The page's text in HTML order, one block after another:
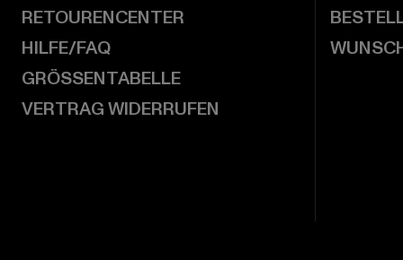
RETOURENCENTER
HILFE/FAQ
GRÖSSENTABELLE
VERTRAG WIDERRUFEN